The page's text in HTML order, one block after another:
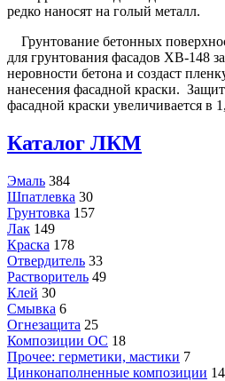
редко наносят на голый металл.
Грунтование бетонных
для грунтования фасадов ХВ-148
неровности бетона и создаст
нанесения фасадной краски.
фасадной краски увеличивается в
Каталог ЛКМ
Эмаль 384
Шпатлевка 30
Грунтовка 157
Лак 149
Краска 178
Отвердитель 33
Растворитель 49
Клей 30
Смывка 6
Огнезащита 25
Композиции ОС 18
Прочее: герметики, мастики 7
Цинконаполненные композиции 14